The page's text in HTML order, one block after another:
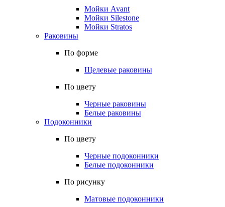
Мойки Avant
Мойки Silestone
Мойки Stratos
Раковины
По форме
Щелевые раковины
По цвету
Черные раковины
Белые раковины
Подоконники
По цвету
Черные подоконники
Белые подоконники
По рисунку
Матовые подоконники